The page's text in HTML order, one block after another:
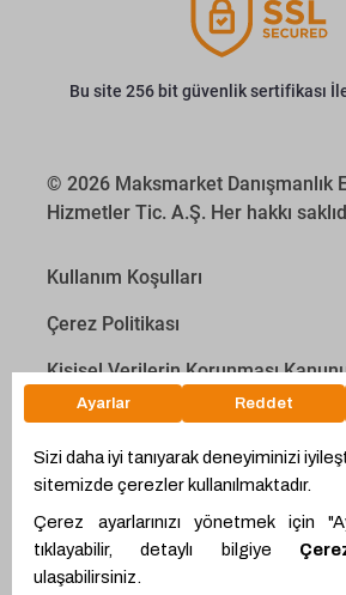
Bu site 256 bit güvenlik sertifikası
© 2026 Maksmarket Danışmanlık
Hizmetler Tic. A.Ş. Her hakkı
Kullanım Koşulları
Çerez Politikası
Kişisel Verilerin Korunması
İletişim Aydınlatma Metni
Proyakıt
Ödeme Hesaplama Aracı